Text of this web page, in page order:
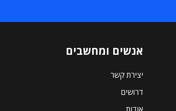
אנשים ומחשבים
יצירת קשר
דרושים